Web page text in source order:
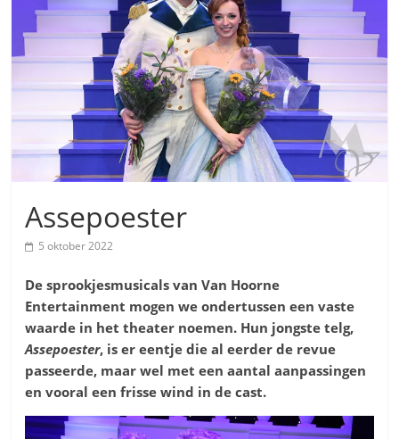
Assepoester
5 oktober 2022
De sprookjesmusicals van Van Hoorne
Entertainment mogen we ondertussen een vaste
waarde in het theater noemen. Hun jongste telg,
Assepoester, is er eentje die al eerder de revue
passeerde, maar wel met een aantal aanpassingen
en vooral een frisse wind in de cast.